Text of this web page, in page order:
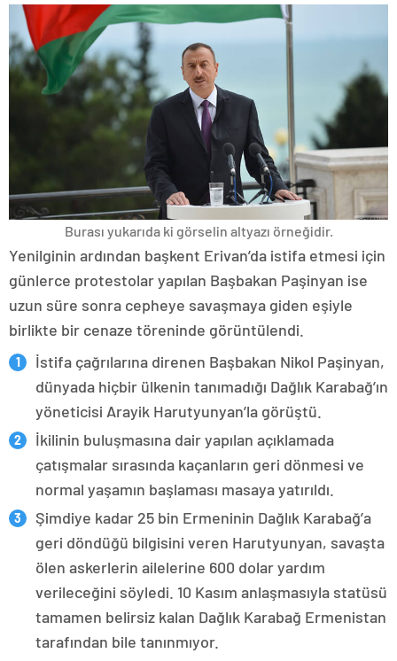
Burası yukarıda ki görselin altyazı örneğidir.
Yenilginin ardından başkent Erivan’da istifa etmesi için
günlerce protestolar yapılan Başbakan Paşinyan ise
uzun süre sonra cepheye savaşmaya giden eşiyle
birlikte bir cenaze töreninde görüntülendi.
İstifa çağrılarına direnen Başbakan Nikol Paşinyan,
dünyada hiçbir ülkenin tanımadığı Dağlık Karabağ’ın
yöneticisi Arayik Harutyunyan’la görüştü.
İkilinin buluşmasına dair yapılan açıklamada
çatışmalar sırasında kaçanların geri dönmesi ve
normal yaşamın başlaması masaya yatırıldı.
Şimdiye kadar 25 bin Ermeninin Dağlık Karabağ’a
geri döndüğü bilgisini veren Harutyunyan, savaşta
ölen askerlerin ailelerine 600 dolar yardım
verileceğini söyledi. 10 Kasım anlaşmasıyla statüsü
tamamen belirsiz kalan Dağlık Karabağ Ermenistan
tarafından bile tanınmıyor.